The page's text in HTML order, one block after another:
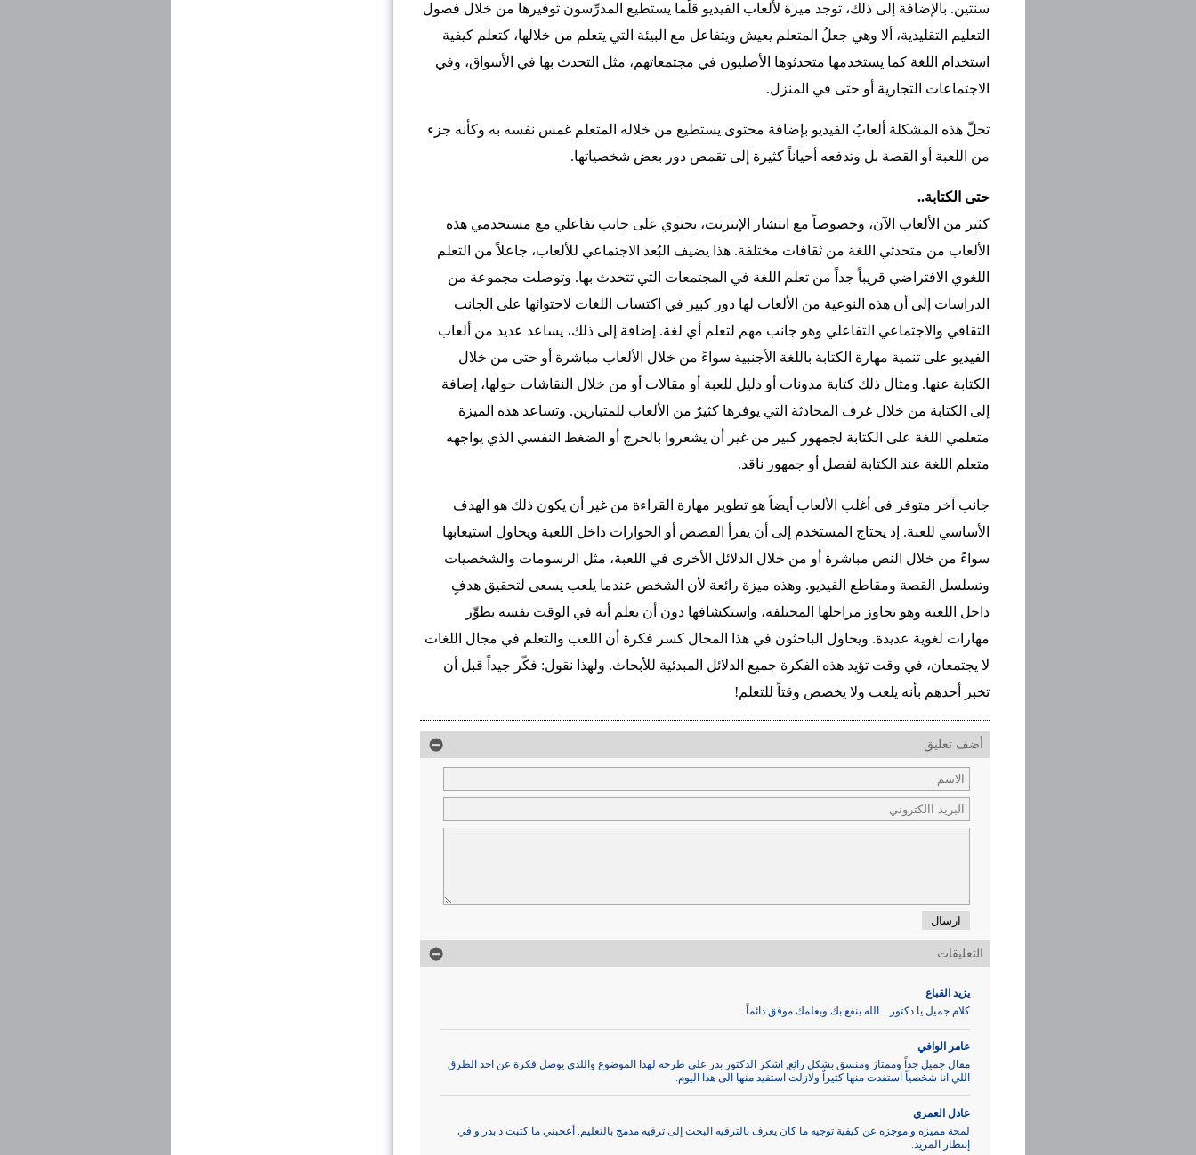
سنتين. بالإضافة إلى ذلك، توجد ميزة لألعاب الفيديو قلّما يستطيع المدرِّسون توفيرها من خلال فصول
التعليم التقليدية، ألا وهي جعلُ المتعلم يعيش ويتفاعل مع البيئة التي يتعلم من خلالها، كتعلم كيفية
استخدام اللغة كما يستخدمها متحدثوها الأصليون في مجتمعاتهم، مثل التحدث بها في الأسواق، وفي
الاجتماعات التجارية أو حتى في المنزل.
تحلّ هذه المشكلة ألعابُ الفيديو بإضافة محتوى يستطيع من خلاله المتعلم غمس نفسه به وكأنه جزء
من اللعبة أو القصة بل وتدفعه أحياناً كثيرة إلى تقمص دور بعض شخصياتها.
حتى الكتابة..
كثير من الألعاب الآن، وخصوصاً مع انتشار الإنترنت، يحتوي على جانب تفاعلي مع مستخدمي هذه
الألعاب من متحدثي اللغة من ثقافات مختلفة. هذا يضيف البُعد الاجتماعي للألعاب، جاعلاً من التعلم
اللغوي الافتراضي قريباً جداً من تعلم اللغة في المجتمعات التي تتحدث بها. وتوصلت مجموعة من
الدراسات إلى أن هذه النوعية من الألعاب لها دور كبير في اكتساب اللغات لاحتوائها على الجانب
الثقافي والاجتماعي التفاعلي وهو جانب مهم لتعلم أي لغة. إضافة إلى ذلك، يساعد عديد من ألعاب
الفيديو على تنمية مهارة الكتابة باللغة الأجنبية سواءً من خلال الألعاب مباشرة أو حتى من خلال
الكتابة عنها. ومثال ذلك كتابة مدونات أو دليل للعبة أو مقالات أو من خلال النقاشات حولها، إضافة
إلى الكتابة من خلال غرف المحادثة التي يوفرها كثيرٌ من الألعاب للمتبارين. وتساعد هذه الميزة
متعلمي اللغة على الكتابة لجمهور كبير من غير أن يشعروا بالحرج أو الضغط النفسي الذي يواجهه
متعلم اللغة عند الكتابة لفصل أو جمهور ناقد.
جانب آخر متوفر في أغلب الألعاب أيضاً هو تطوير مهارة القراءة من غير أن يكون ذلك هو الهدف
الأساسي للعبة. إذ يحتاج المستخدم إلى أن يقرأ القصص أو الحوارات داخل اللعبة ويحاول استيعابها
سواءً من خلال النص مباشرة أو من خلال الدلائل الأخرى في اللعبة، مثل الرسومات والشخصيات
وتسلسل القصة ومقاطع الفيديو. وهذه ميزة رائعة لأن الشخص عندما يلعب يسعى لتحقيق هدفٍ
داخل اللعبة وهو تجاوز مراحلها المختلفة، واستكشافها دون أن يعلم أنه في الوقت نفسه يطوِّر
مهارات لغوية عديدة. ويحاول الباحثون في هذا المجال كسر فكرة أن اللعب والتعلم في مجال اللغات
لا يجتمعان، في وقت تؤيد هذه الفكرة جميع الدلائل المبدئية للأبحاث. ولهذا نقول: فكّر جيداً قبل أن
تخبر أحدهم بأنه يلعب ولا يخصص وقتاً للتعلم!
أضف تعليق
ارسال
التعليقات
يزيد القباع
كلام جميل يا دكتور .. الله ينفع بك وبعلمك موفق دائماً .
عامر الوافي
مقال جميل جداً وممتاز ومنسق بشكل رائع, اشكر الدكتور بدر على طرحه لهذا الموضوع واللذي يوصل فكرة عن احد الطرق
اللي انا شخصياً استفدت منها كثيراٌ ولازلت استفيد منها الى هذا اليوم.
عادل العمري
لمحة مميزه و موجزه عن كيفية توجيه ما كان يعرف بالترفيه البحت إلى ترفيه مدمج بالتعليم. أعجبني ما كتبت د.بدر و في
إنتظار المزيد.